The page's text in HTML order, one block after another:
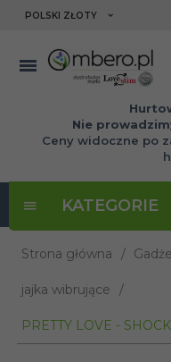
currency_h
POLSKI ZŁOTY
Nie
Ceny widoczne po
KATEGORIE
Strona główna
jajka wibrujące
PRETTY LOVE -